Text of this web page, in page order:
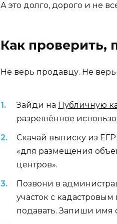
А это долго, дорого и не
Как проверить,
Не верь продавцу. Не
Зайди на Публичную
разрешённое
Скачай выписку из
«для размещения
центров».
Позвони в
участок с
подавать. Запиши имя